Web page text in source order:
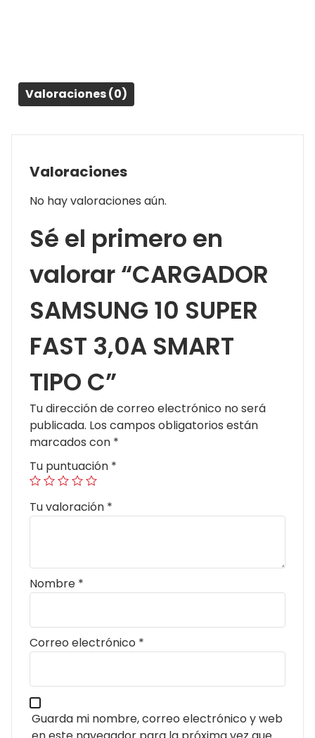
Valoraciones (0)
Valoraciones
No hay valoraciones aún.
Sé el primero en
valorar “CARGADOR
SAMSUNG 10 SUPER
FAST 3,0A SMART
TIPO C”
Tu dirección de correo electrónico no será
publicada. Los campos obligatorios están
marcados con *
Tu puntuación *
Tu valoración *
Nombre *
Correo electrónico *
Guarda mi nombre, correo electrónico y web